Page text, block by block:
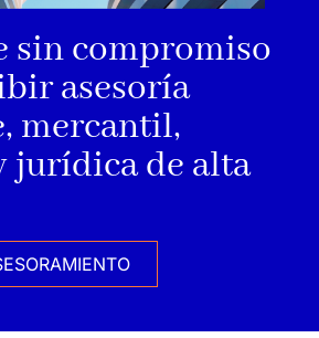
sin compromiso
asesoría
mercantil,
jurídica de alta